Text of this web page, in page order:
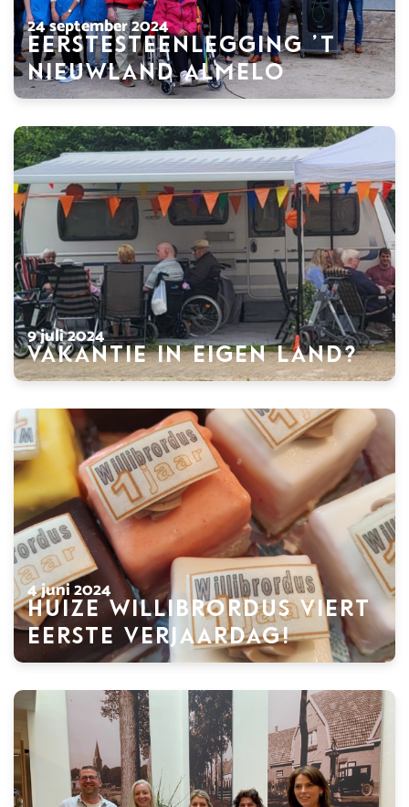
Eerstesteenlegging ’t
Nieuwland Almelo
24 september 2024
Vakantie in eigen land?
9 juli 2024
Huize Willibrordus viert
eerste verjaardag!
4 juni 2024